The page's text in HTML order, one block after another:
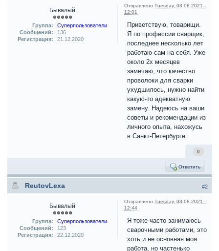
Бывалый
Группа:
Суперпользователи
Сообщений:
136
Регистрация:
21.12.2020
Отправлено Tuesday, 03.08.2021 -
12:01
Приветствую, товарищи.
Я по профессии сварщик,
последнее несколько лет
работаю сам на себя. Уже
около 2х месяцев
замечаю, что качество
проволоки для сварки
ухудшилось, нужно найти
какую-то адекватную
замену. Надеюсь на ваши
советы и рекомендации из
личного опыта, нахожусь
в Санкт-Петербурге.
0
Ответить
#2
ReutovLexa
Бывалый
Группа:
Суперпользователи
Сообщений:
123
Регистрация:
22.12.2020
Отправлено Tuesday, 03.08.2021 -
12:44
Я тоже часто занимаюсь
сварочными работами, это
хоть и не основная моя
работа, но частенько